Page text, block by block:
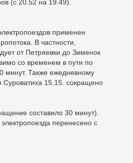
(с 20.52 на 19.49).
применен
В частности,
от Петряевки до Зименок
со временем в пути по
минут. Также ежедневному
Суроватиха 15.15. сокращено
составило 30 минут).
перенесено с